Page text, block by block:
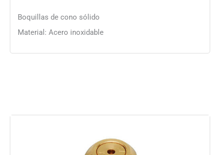
Boquillas de cono sólido
Material: Acero inoxidable